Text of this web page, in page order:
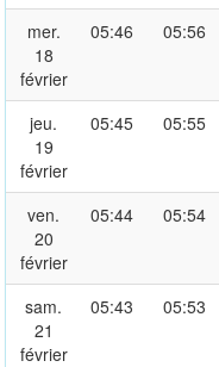
mer.
18
février
05:46 05:56
jeu.
19
février
05:45 05:55
ven.
20
février
05:44 05:54
sam.
21
février
05:43 05:53